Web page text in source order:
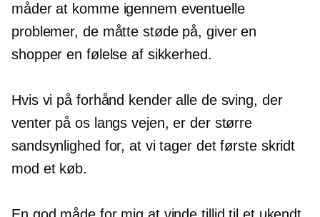
måder at komme igennem eventuelle
problemer, de måtte støde på, giver en
shopper en følelse af sikkerhed.
Hvis vi på forhånd kender alle de sving, der
venter på os langs vejen, er der større
sandsynlighed for, at vi tager det første skridt
mod et køb.